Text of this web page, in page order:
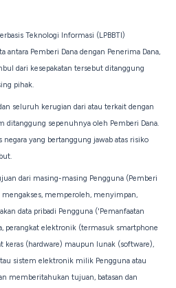
Teknologi Informasi (LPBBTI)
antara Pemberi Dana dengan Penerima Dana,
dari kesepakatan tersebut ditanggung
pihak.
seluruh kerugian dari atau terkait dengan
ditanggung sepenuhnya oleh Pemberi Dana.
negara yang bertanggung jawab atas risiko
dari masing-masing Pengguna (Pemberi
mengakses, memperoleh, menyimpan,
data pribadi Pengguna ('Pemanfaatan
perangkat elektronik (termasuk smartphone
keras (hardware) maupun lunak (software),
sistem elektronik milik Pengguna atau
memberitahukan tujuan, batasan dan